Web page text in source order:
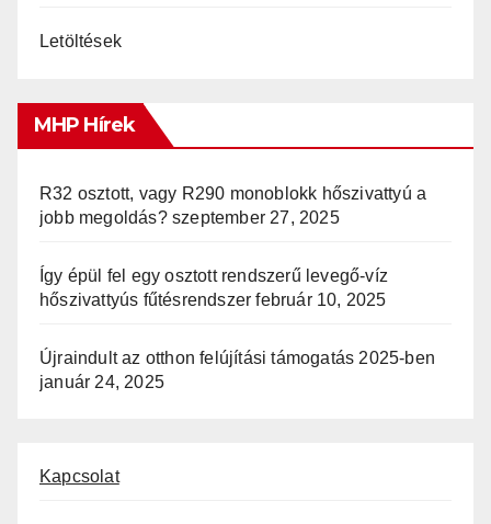
Letöltések
MHP Hírek
R32 osztott, vagy R290 monoblokk hőszivattyú a
jobb megoldás? szeptember 27, 2025
Így épül fel egy osztott rendszerű levegő-víz
hőszivattyús fűtésrendszer február 10, 2025
Újraindult az otthon felújítási támogatás 2025-ben
január 24, 2025
Kapcsolat